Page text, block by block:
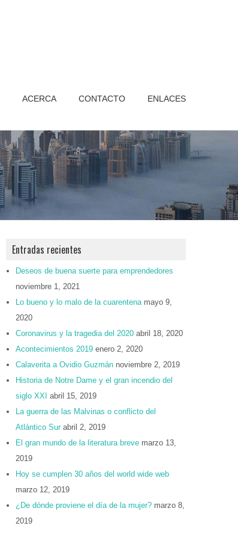
ACERCA CONTACTO ENLACES
Entradas recientes
Deseos de buena suerte para emprendedores
noviembre 1, 2021
Lo bueno y lo malo de la cuarentena mayo 9,
2020
Coronavirus y la tragedia del 2020 abril 18, 2020
Acontecimientos 2019 enero 2, 2020
Calaverita a Ovidio Guzmán noviembre 2, 2019
Historia de Notre Dame y el gran incendio del
siglo XXI abril 15, 2019
La guerra de las Malvinas o conflicto del
Atlántico Sur abril 2, 2019
El gran mundo de la literatura breve marzo 13,
2019
Hoy se cumplen 30 años del world wide web
marzo 12, 2019
¿De dónde proviene el día de la mujer? marzo 8,
2019